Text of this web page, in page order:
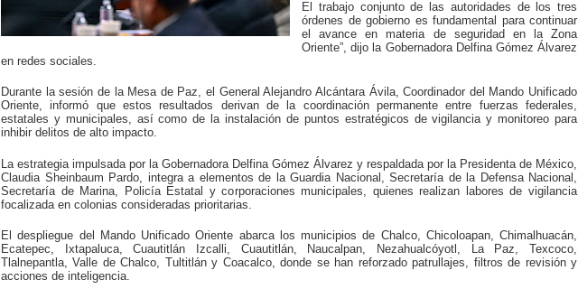
El trabajo conjunto de las autoridades de los tres
órdenes de gobierno es fundamental para continuar
el avance en materia de seguridad en la Zona
Oriente”, dijo la Gobernadora Delfina Gómez Álvarez
en redes sociales.
Durante la sesión de la Mesa de Paz, el General Alejandro Alcántara Ávila, Coordinador del Mando Unificado
Oriente, informó que estos resultados derivan de la coordinación permanente entre fuerzas federales,
estatales y municipales, así como de la instalación de puntos estratégicos de vigilancia y monitoreo para
inhibir delitos de alto impacto.
La estrategia impulsada por la Gobernadora Delfina Gómez Álvarez y respaldada por la Presidenta de México,
Claudia Sheinbaum Pardo, integra a elementos de la Guardia Nacional, Secretaría de la Defensa Nacional,
Secretaría de Marina, Policía Estatal y corporaciones municipales, quienes realizan labores de vigilancia
focalizada en colonias consideradas prioritarias.
El despliegue del Mando Unificado Oriente abarca los municipios de Chalco, Chicoloapan, Chimalhuacán,
Ecatepec, Ixtapaluca, Cuautitlán Izcalli, Cuautitlán, Naucalpan, Nezahualcóyotl, La Paz, Texcoco,
Tlalnepantla, Valle de Chalco, Tultitlán y Coacalco, donde se han reforzado patrullajes, filtros de revisión y
acciones de inteligencia.